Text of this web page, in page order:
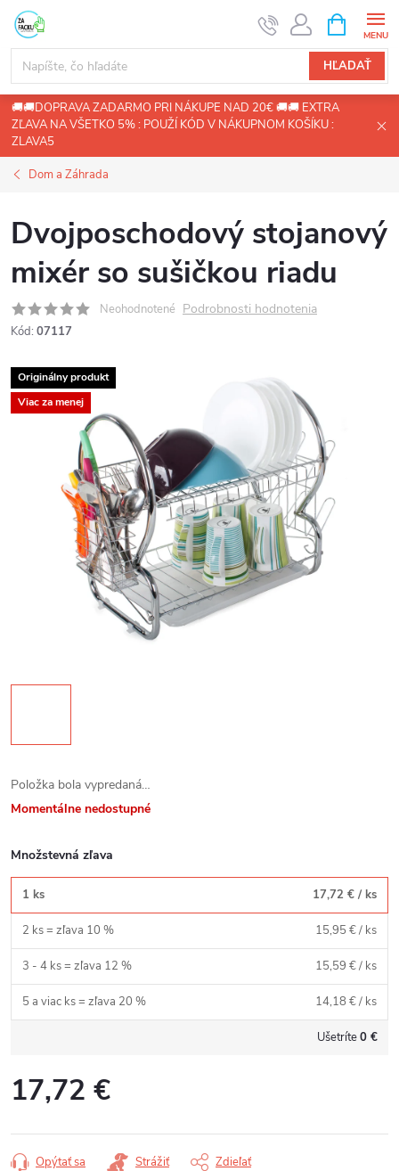
Prejsť
obsah
HĽADAŤ
KOŠÍK
🚚🚚DOPRAVA ZADARMO PRI NÁKUPE NAD 20€ 🚚🚚 EXTRA
ZĽAVA NA VŠETKO 5% : POUŽÍ KÓD V NÁKUPNOM KOŠÍKU :
ZLAVA5
Dom a Záhrada
Dvojposchodový stojanový
mixér so sušičkou riadu
Neohodnotené Podrobnosti hodnotenia
Kód: 07117
Originálny produkt
Viac za menej
Položka bola vypredaná…
Momentálne nedostupné
Množstevná zľava
1 ks 17,72 € / ks
2 ks = zľava 10 % 15,95 €/ ks
3 - 4 ks = zľava 12 % 15,59 €/ ks
5 a viac ks = zľava 20 % 14,18 €/ ks
Ušetríte0 €
17,72 €
cena:
Opýtať sa Strážiť Zdieľať